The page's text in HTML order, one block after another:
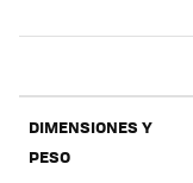
DIMENSIONES Y
PESO